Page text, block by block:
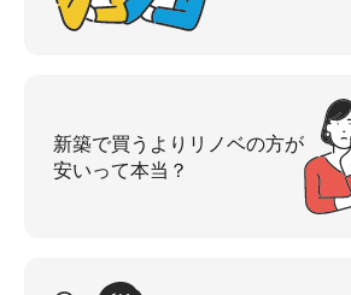
新築で買うよりリノベの方が
安いって本当？